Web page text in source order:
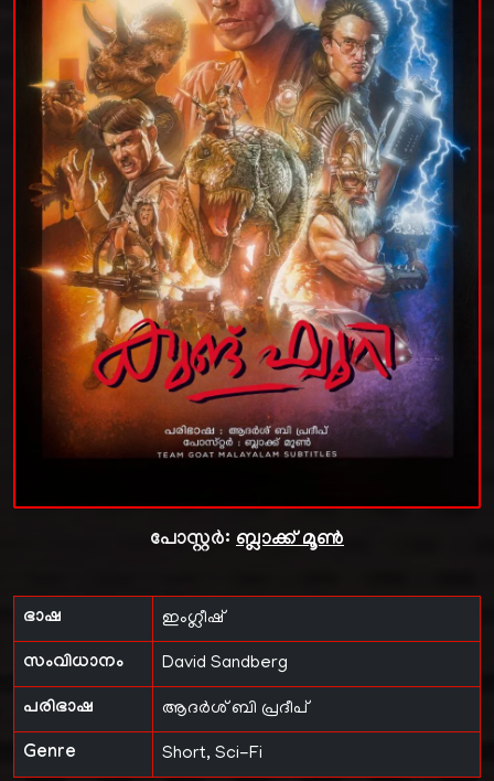
പോസ്റ്റർ: ബ്ലാക്ക് മൂൺ
ഭാഷ ഇംഗ്ലീഷ്
സംവിധാനം David Sandberg
പരിഭാഷ ആദർശ് ബി പ്രദീപ്
Genre Short, Sci-Fi